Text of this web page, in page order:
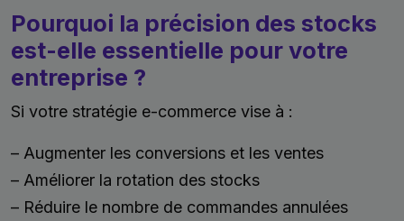
Pourquoi la précision des stocks
est-elle essentielle pour votre
entreprise ?
Si votre stratégie e-commerce vise à :
– Augmenter les conversions et les ventes
– Améliorer la rotation des stocks
– Réduire le nombre de commandes annulées